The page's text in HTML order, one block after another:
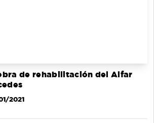
de rehabilitación del Alfar
2021